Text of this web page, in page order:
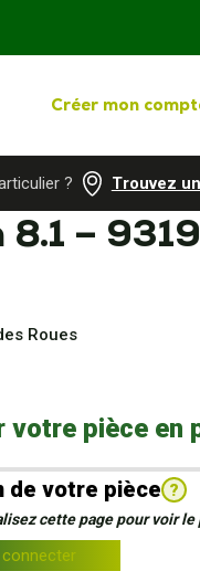
Créer mon
? Trouvez
8.1 –
Roues
pièce en
de votre pièce ?
cette page pour voir le